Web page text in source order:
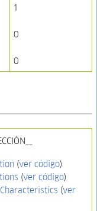
1
0
0
(ver código)
(ver código)
(ver